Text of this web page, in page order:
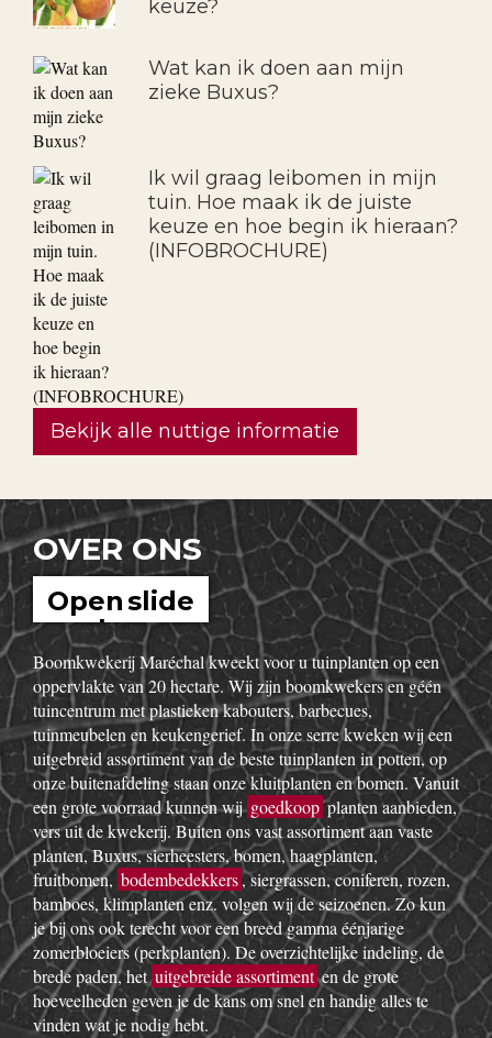
keuze?
Wat kan ik doen aan mijn
zieke Buxus?
Ik wil graag leibomen in mijn
tuin. Hoe maak ik de juiste
keuze en hoe begin ik hieraan?
(INFOBROCHURE)
Bekijk alle nuttige informatie
OVER ONS
Open slide
show
Boomkwekerij Maréchal kweekt voor u tuinplanten op een
oppervlakte van 20 hectare. Wij zijn boomkwekers en géén
tuincentrum met plastieken kabouters, barbecues,
tuinmeubelen en keukengerief. In onze serre kweken wij een
uitgebreid assortiment van de beste tuinplanten in potten, op
onze buitenafdeling staan onze kluitplanten en bomen. Vanuit
een grote voorraad kunnen wijgoedkoopplanten aanbieden,
vers uit de kwekerij. Buiten ons vast assortiment aan vaste
planten, Buxus, sierheesters, bomen, haagplanten,
fruitbomen, bodembedekkers, siergrassen, coniferen, rozen,
bamboes, klimplanten enz. volgen wij de seizoenen. Zo kun
je bij ons ook terecht voor een breed gamma éénjarige
zomerbloeiers (perkplanten). De overzichtelijke indeling, de
brede paden, hetuitgebreide assortimenten de grote
hoeveelheden geven je de kans om snel en handig alles te
vinden wat je nodig hebt.